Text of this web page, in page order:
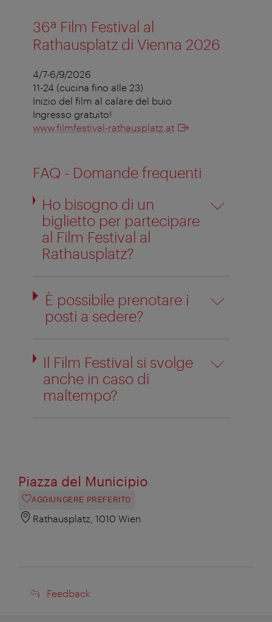
36ª Film Festival al
Rathausplatz di Vienna 2026
4/7-6/9/2026
11-24 (cucina fino alle 23)
Inizio del film al calare del buio
Ingresso gratuito!
www.filmfestival-rathausplatz.at
FAQ - Domande frequenti
Ho bisogno di un
biglietto per partecipare
al Film Festival al
Rathausplatz?
È possibile prenotare i
posti a sedere?
Il Film Festival si svolge
anche in caso di
maltempo?
Piazza del Municipio
AGGIUNGERE PREFERITO
Rathausplatz, 1010 Wien
Feedback
Feedback